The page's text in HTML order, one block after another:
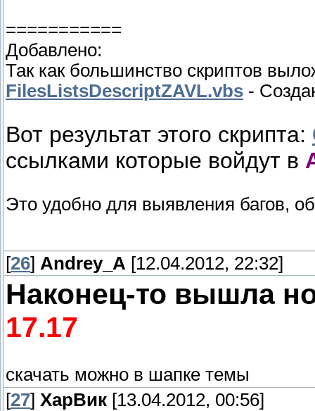
===========
Добавлено:
Так как большинство скриптов
FilesListsDescriptZAVL.vbs -
Вот результат этого скрипта:
ссылками которые войдут в
Это удобно для выявления багов,
[26] Andrey_A [12.04.2012, 22:32]
Наконец-то вышла
17.17
скачать можно в шапке темы
[27] ХарВик [13.04.2012, 00:56]